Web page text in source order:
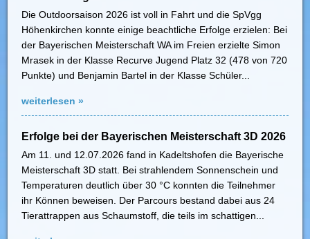
Die Outdoorsaison 2026 ist voll in Fahrt und die SpVgg
Höhenkirchen konnte einige beachtliche Erfolge erzielen: Bei
der Bayerischen Meisterschaft WA im Freien erzielte Simon
Mrasek in der Klasse Recurve Jugend Platz 32 (478 von 720
Punkte) und Benjamin Bartel in der Klasse Schüler...
weiterlesen »
Erfolge bei der Bayerischen Meisterschaft 3D 2026
Am 11. und 12.07.2026 fand in Kadeltshofen die Bayerische
Meisterschaft 3D statt. Bei strahlendem Sonnenschein und
Temperaturen deutlich über 30 °C konnten die Teilnehmer
ihr Können beweisen. Der Parcours bestand dabei aus 24
Tierattrappen aus Schaumstoff, die teils im schattigen...